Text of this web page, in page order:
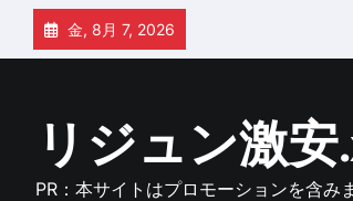
Skip
content
金, 8月 7, 2026
リジュン激安
PR：本サイトはプロモーションを含み